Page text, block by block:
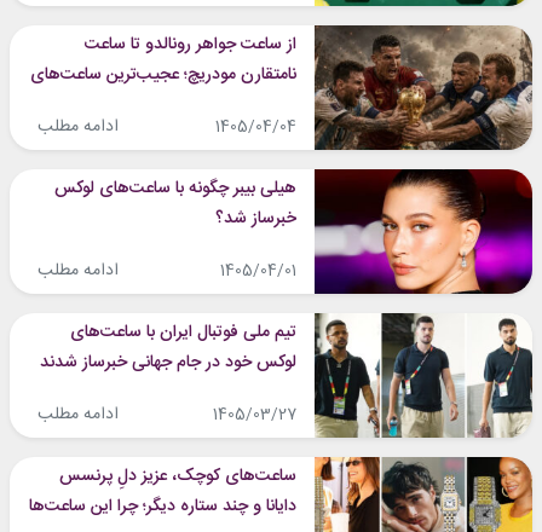
از ساعت جواهر رونالدو تا ساعت
نامتقارن مودریچ؛ عجیب‌ترین ساعت‌های
1405/04/04 ادامه مطلب
هیلی بیبر چگونه با ساعت‌های لوکس
خبرساز شد؟
1405/04/01 ادامه مطلب
تیم ملی فوتبال ایران با ساعت‌های
لوکس خود در جام جهانی خبرساز شدند
1405/03/27 ادامه مطلب
ساعت‌های کوچک، عزیز دلِ پرنسس
دایانا و چند ستاره دیگر؛ چرا این ساعت‌ها